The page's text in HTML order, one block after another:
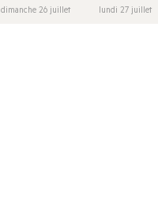
dimanche 26 juillet lundi 27 juillet